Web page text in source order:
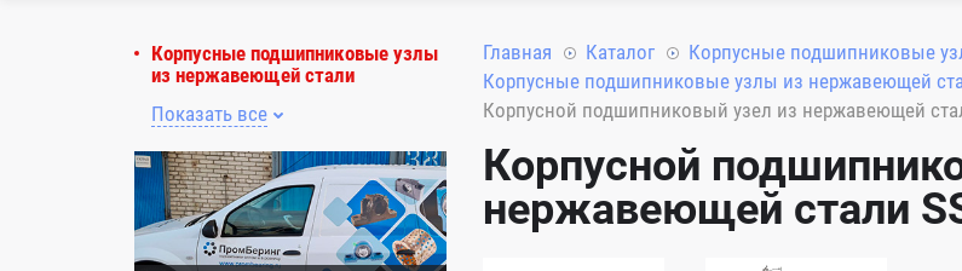
Корпусные подшипниковые узлы
из нержавеющей стали
Показать все
Главная Каталог
Корпусные подшипниковые
Корпусные подшипниковые узлы из нержавеющей
Корпусной подшипниковый узел из нержавеющей
Корпусной
нержавеющей стали